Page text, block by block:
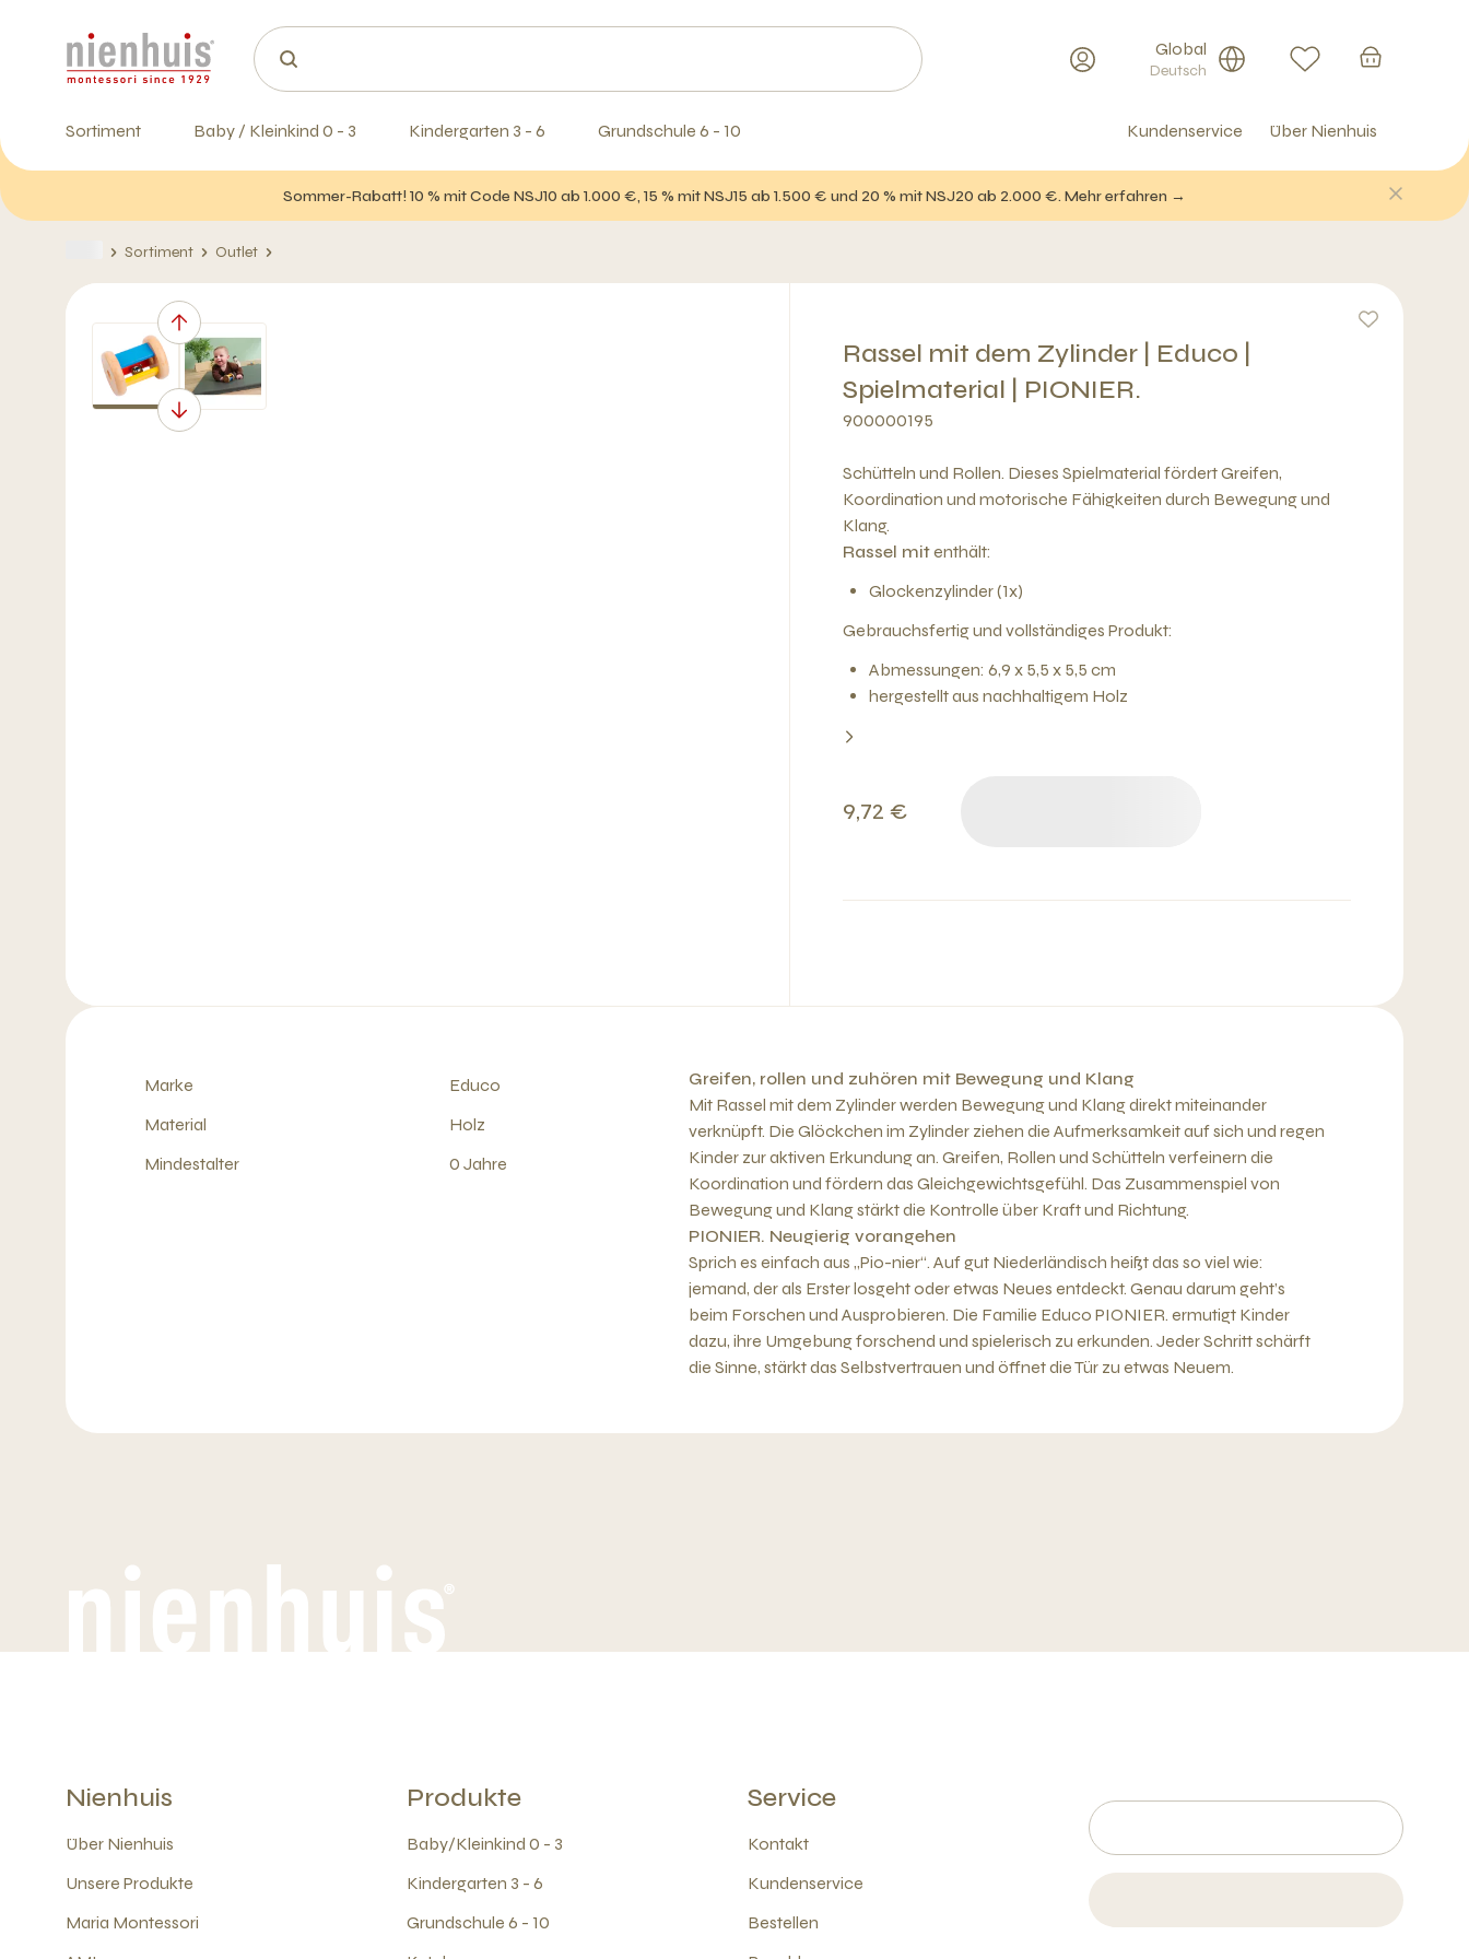
Global
Deutsch
Sortiment Baby / Kleinkind 0 - 3 Kindergarten 3 - 6 Grundschule 6 - 10 Kundenservice Über Nienhuis
Sommer-Rabatt! 10 % mit Code NSJ10 ab 1.000 €, 15 % mit NSJ15 ab 1.500 € und 20 % mit NSJ20 ab 2.000 €. Mehr erfahren →
Sortiment Outlet
Rassel mit dem Zylinder | Educo |
Spielmaterial | PIONIER.
900000195
Schütteln und Rollen. Dieses Spielmaterial fördert Greifen,
Koordination und motorische Fähigkeiten durch Bewegung und
Klang.
Rassel mitenthält:
Glockenzylinder (1x)
Gebrauchsfertig und vollständiges Produkt:
Abmessungen: 6,9 x 5,5 x 5,5 cm
hergestellt aus nachhaltigem Holz
9,72 €
Marke
Educo
Material
Holz
Mindestalter
0 Jahre
Greifen, rollen und zuhören mit Bewegung und Klang
Mit Rassel mit dem Zylinder werden Bewegung und Klang direkt miteinander
verknüpft. Die Glöckchen im Zylinder ziehen die Aufmerksamkeit auf sich und regen
Kinder zur aktiven Erkundung an. Greifen, Rollen und Schütteln verfeinern die
Koordination und fördern das Gleichgewichtsgefühl. Das Zusammenspiel von
Bewegung und Klang stärkt die Kontrolle über Kraft und Richtung.
PIONIER. Neugierig vorangehen
Sprich es einfach aus „Pio-nier“. Auf gut Niederländisch heißt das so viel wie:
jemand, der als Erster losgeht oder etwas Neues entdeckt. Genau darum geht’s
beim Forschen und Ausprobieren. Die Familie Educo PIONIER. ermutigt Kinder
dazu, ihre Umgebung forschend und spielerisch zu erkunden. Jeder Schritt schärft
die Sinne, stärkt das Selbstvertrauen und öffnet die Tür zu etwas Neuem.
Nienhuis
Über Nienhuis
Unsere Produkte
Maria Montessori
Produkte
Baby/Kleinkind 0 - 3
Kindergarten 3 - 6
Grundschule 6 - 10
Service
Kontakt
Kundenservice
Bestellen